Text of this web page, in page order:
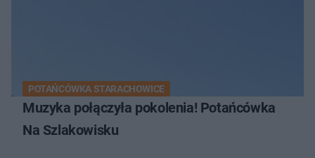
POTAŃCÓWKA STARACHOWICE
Muzyka połączyła pokolenia! Potańcówka
Na Szlakowisku